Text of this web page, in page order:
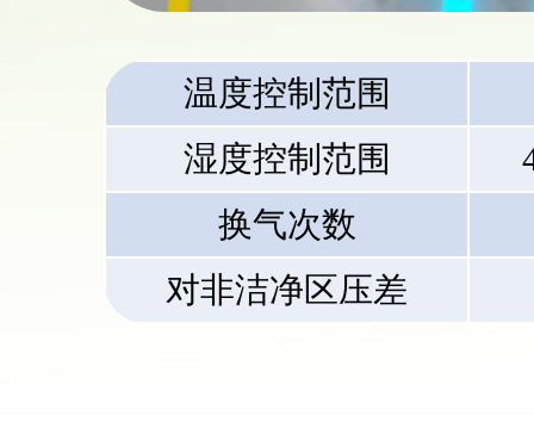
温度控制范围
湿度控制范围
换气次数
对非洁净区压差